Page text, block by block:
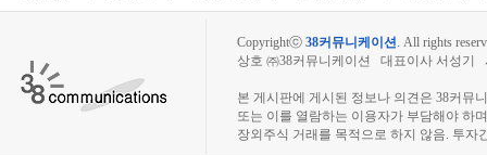
Copyrightⓒ 38커뮤니케이션. All rights
상호 ㈜38커뮤니케이션 대표이사 서성기
본 게시판에 게시된 정보나 의견은 38커뮤
또는 이를 열람하는 이용자가 부담해야 하
장외주식 거래를 목적으로 하지 않음. 투